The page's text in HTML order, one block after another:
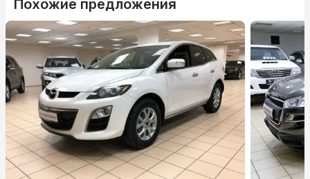
Похожие предложения